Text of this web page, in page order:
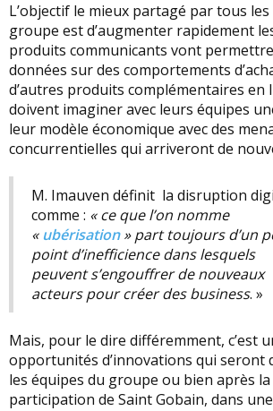
L’objectif le mieux partagé par tous
groupe est d’augmenter rapidement
produits communicants vont
données sur des comportements
d’autres produits complémentaires en
doivent imaginer avec leurs équipes
leur modèle économique avec des
concurrentielles qui arriveront de
M. Imauven définit la disruption
comme : « ce que l’on nomme
«ubérisation» part toujours d’un
point d’inefficience dans lesquels
peuvent s’engouffrer de nouveaux
acteurs pour créer des business. »
Mais, pour le dire différemment, c’est
opportunités d’innovations qui seront
les équipes du groupe ou bien après
participation de Saint Gobain, dans